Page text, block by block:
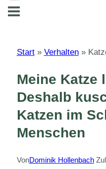
Start» Verhalten»
Meine Katze
Deshalb
Katzen im
Menschen
VonDominik Hollenbach